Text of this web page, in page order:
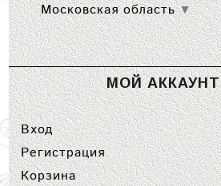
Московская область ▼
МОЙ АККАУНТ
Вход
Регистрация
Корзина